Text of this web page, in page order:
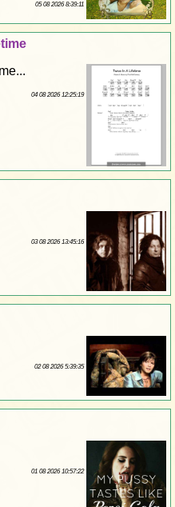
05 08 2026 8:39:11
04 08 2026 12:25:19
03 08 2026 13:45:16
02 08 2026 5:39:35
01 08 2026 10:57:22